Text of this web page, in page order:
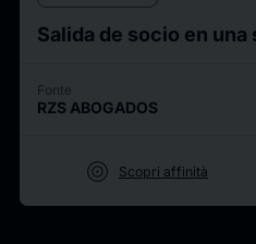
Salida de socio en
Fonte
RZS ABOGADOS
target Scopri affinità